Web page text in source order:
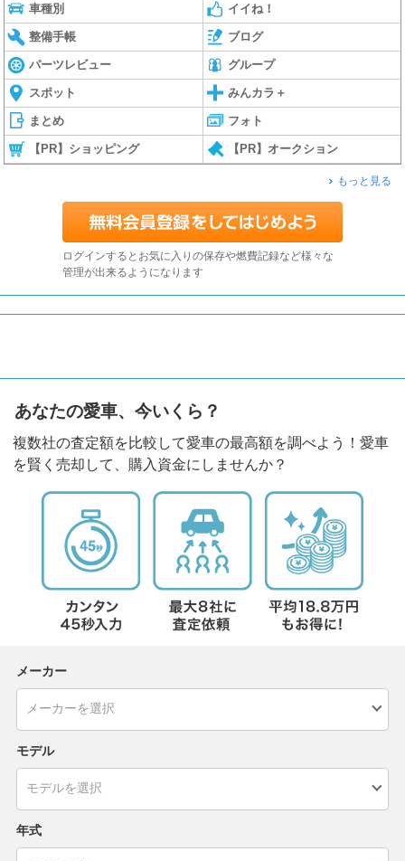
車種別 イイね！
整備手帳 ブログ
パーツレビュー グループ
スポット みんカラ＋
まとめ フォト
【PR】ショッピング 【PR】オークション
もっと見る
ログインするとお気に入りの保存や燃費記録など様々な
管理が出来るようになります
あなたの愛車、今いくら？
複数社の査定額を比較して愛車の最高額を調べよう！愛車
を賢く売却して、購入資金にしませんか？
メーカー
モデル
年式